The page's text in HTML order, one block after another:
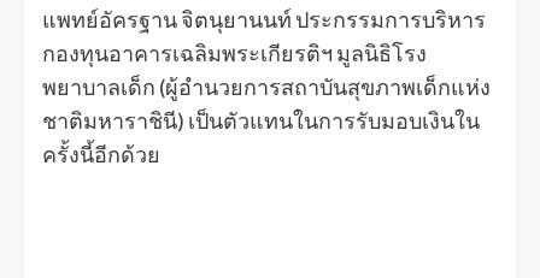
แพทย์อัครฐาน จิตนุยานนท์ ประกรรมการบริหาร
กองทุนอาคารเฉลิมพระเกียรติฯ มูลนิธิโรง
พยาบาลเด็ก (ผู้อำนวยการสถาบันสุขภาพเด็กแห่ง
ชาติมหาราชินี) เป็นตัวแทนในการรับมอบเงินใน
ครั้งนี้อีกด้วย